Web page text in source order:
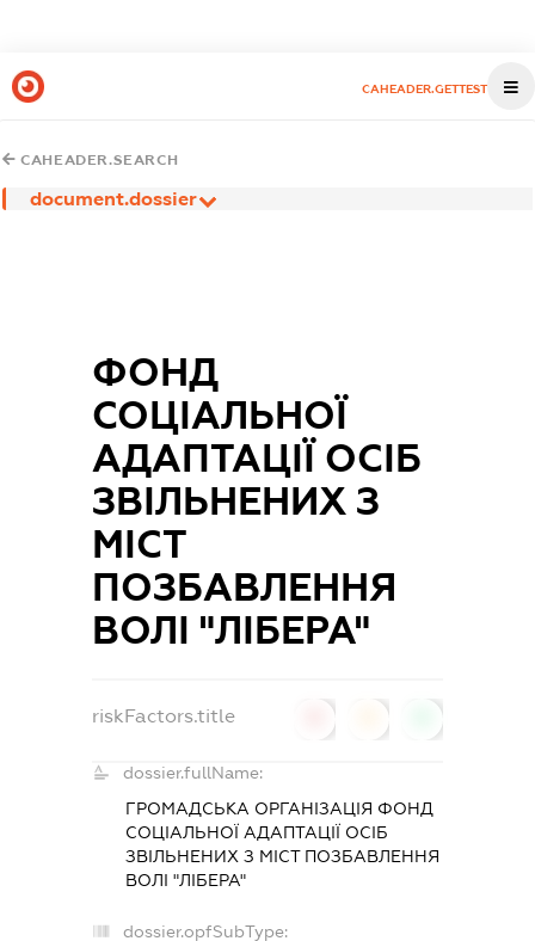
CAHEADER.GETTEST
CAHEADER.SEARCH
document.dossier
ФОНД
СОЦІАЛЬНОЇ
АДАПТАЦІЇ ОСІБ
ЗВІЛЬНЕНИХ З
МІСТ
ПОЗБАВЛЕННЯ
ВОЛІ "ЛІБЕРА"
riskFactors.title
dossier.fullName:
ГРОМАДСЬКА ОРГАНІЗАЦІЯ ФОНД
СОЦІАЛЬНОЇ АДАПТАЦІЇ ОСІБ
ЗВІЛЬНЕНИХ З МІСТ ПОЗБАВЛЕННЯ
ВОЛІ "ЛІБЕРА"
dossier.opfSubType: